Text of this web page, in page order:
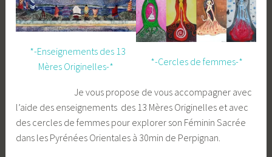
*-Enseignements des 13
Mères Originelles-*
*-Cercles de femmes-*
Je vous propose de vous accompagner avec
l’aide des enseignements des 13 Mères Originelles et avec
des cercles de femmes pour explorer son Féminin Sacrée
dans les Pyrénées Orientales à 30min de Perpignan.